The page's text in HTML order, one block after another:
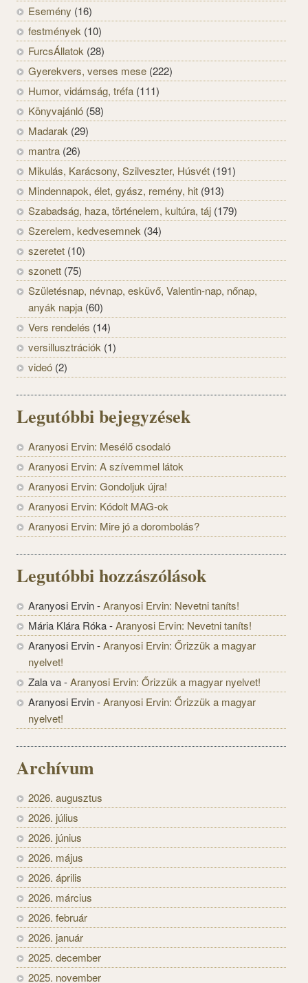
Esemény (16)
festmények (10)
FurcsÁllatok (28)
Gyerekvers, verses mese (222)
Humor, vidámság, tréfa (111)
Könyvajánló (58)
Madarak (29)
mantra (26)
Mikulás, Karácsony, Szilveszter, Húsvét (191)
Mindennapok, élet, gyász, remény, hit (913)
Szabadság, haza, történelem, kultúra, táj (179)
Szerelem, kedvesemnek (34)
szeretet (10)
szonett (75)
Születésnap, névnap, esküvő, Valentin-nap, nőnap,
anyák napja (60)
Vers rendelés (14)
versillusztrációk (1)
videó (2)
Legutóbbi bejegyzések
Aranyosi Ervin: Mesélő csodaló
Aranyosi Ervin: A szívemmel látok
Aranyosi Ervin: Gondoljuk újra!
Aranyosi Ervin: Kódolt MAG-ok
Aranyosi Ervin: Mire jó a dorombolás?
Legutóbbi hozzászólások
Aranyosi Ervin-Aranyosi Ervin: Nevetni taníts!
Mária Klára Róka-Aranyosi Ervin: Nevetni taníts!
Aranyosi Ervin-Aranyosi Ervin: Őrizzük a magyar
nyelvet!
Zala va-Aranyosi Ervin: Őrizzük a magyar nyelvet!
Aranyosi Ervin-Aranyosi Ervin: Őrizzük a magyar
nyelvet!
Archívum
2026. augusztus
2026. július
2026. június
2026. május
2026. április
2026. március
2026. február
2026. január
2025. december
2025. november